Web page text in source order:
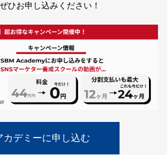
ひお申し込みください！
カデミーに申し込む